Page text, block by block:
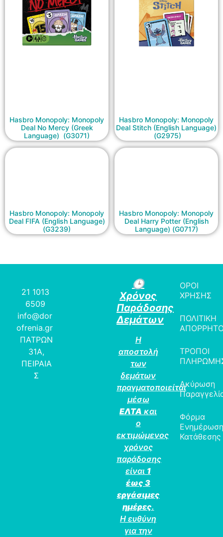
Hasbro Monopoly: Monopoly
Deal No Mercy (Greek
Language) (G3071)
Hasbro Monopoly: Monopoly
Deal Stitch (English Language)
(G2975)
Hasbro Monopoly: Monopoly
Deal FIFA (English Language)
(G3239)
Hasbro Monopoly: Monopoly
Deal Harry Potter (English
Language) (G0717)
21 1013
6509
info@dor
ofrenia.gr
ΠΑΤΡΩΝ
31Α,
ΠΕΙΡΑΙΑ
Σ
🕒
Χρόνος
Παράδοσης
Δεμάτων
Η
αποστολή
των
δεμάτων
πραγματοποιείται
μέσω
ΕΛΤΑ και
ο
εκτιμώμενος
χρόνος
παράδοσης
είναι 1
έως 3
εργάσιμες
ημέρες.
Η ευθύνη
για την
ΟΡΟΙ
ΧΡΗΣΗΣ
ΠΟΛΙΤΙΚΗ
ΤΡΟΠΟΙ
Ακύρωση
Φόρμα
Κατάθεσης